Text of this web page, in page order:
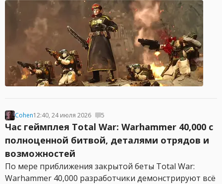
Cohen12:40, 24 июля 2026 5
Час геймплея Total War: Warhammer 40,000 с
полноценной битвой, деталями отрядов и
возможностей
По мере приближения закрытой беты Total War:
Warhammer 40,000 разработчики демонстрируют всё